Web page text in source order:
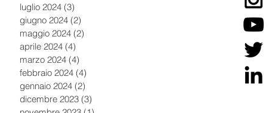
luglio 2024 (3)
giugno 2024 (2)
maggio 2024 (2)
aprile 2024 (4)
marzo 2024 (4)
febbraio 2024 (4)
gennaio 2024 (2)
dicembre 2023 (3)